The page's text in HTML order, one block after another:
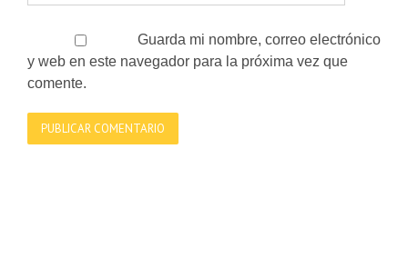
Guarda mi nombre, correo electrónico
y web en este navegador para la próxima vez que
comente.